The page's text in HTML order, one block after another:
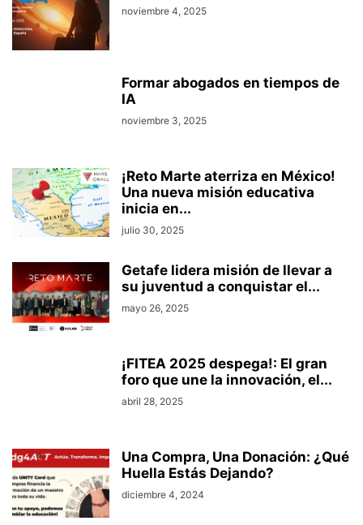
noviembre 4, 2025
Formar abogados en tiempos de
IA
noviembre 3, 2025
¡Reto Marte aterriza en México!
Una nueva misión educativa
inicia en...
julio 30, 2025
Getafe lidera misión de llevar a
su juventud a conquistar el...
mayo 26, 2025
¡FITEA 2025 despega!: El gran
foro que une la innovación, el...
abril 28, 2025
Una Compra, Una Donación: ¿Qué
Huella Estás Dejando?
diciembre 4, 2024